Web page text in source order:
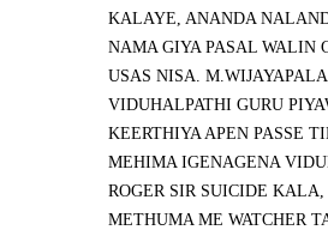
KALAYE, ANANDA
NAMA GIYA PASAL WALIN
USAS NISA.
VIDUHALPATHI GURU
KEERTHIYA APEN PASSE
MEHIMA IGENAGENA
ROGER SIR SUICIDE
METHUMA ME WATCHER